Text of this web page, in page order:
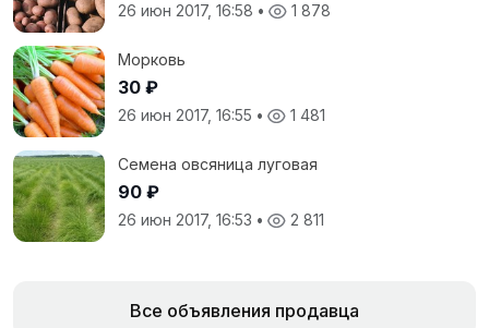
26 июн 2017, 16:58 • 1 878
Морковь
30 ₽
26 июн 2017, 16:55 • 1 481
Семена овсяница луговая
90 ₽
26 июн 2017, 16:53 • 2 811
Все объявления продавца